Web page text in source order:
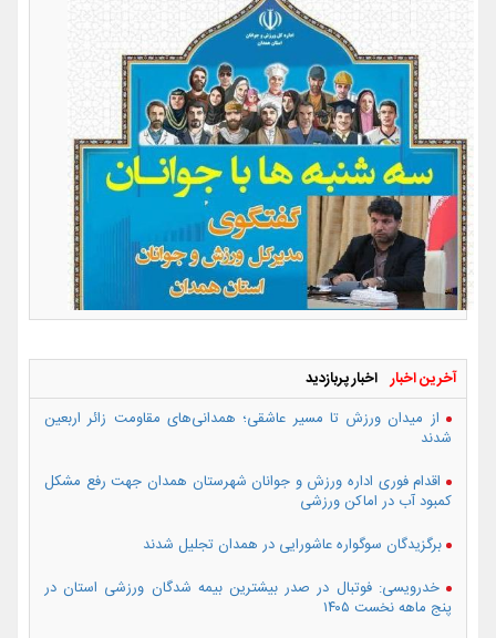
آخرین اخبار اخبار پربازدید
از میدان ورزش تا مسیر عاشقی؛ همدانی‌های مقاومت زائر اربعین
شدند
اقدام فوری اداره ورزش و جوانان شهرستان همدان جهت رفع مشکل
کمبود آب در اماکن ورزشی
برگزیدگان سوگواره عاشورایی در همدان تجلیل شدند
خدرویسی: فوتبال در صدر بیشترین بیمه شدگان ورزشی استان در
پنج ماهه نخست ۱۴۰۵